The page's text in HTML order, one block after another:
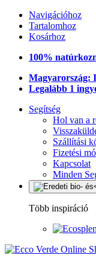
Navigációhoz
Tartalomhoz
Kosárhoz
100%
Magyarország:
Legalább 1
Segítség
Hol van a
Szállítási
Fizetési
Kapcsolat
Minden
Több inspiráció